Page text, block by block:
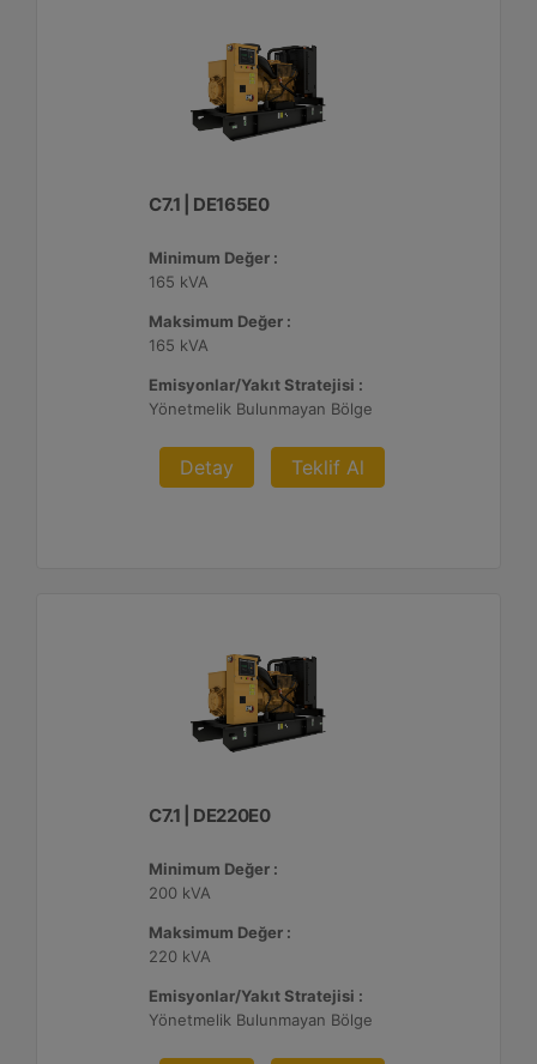
C7.1 | DE165E0
Minimum Değer :
165 kVA
Maksimum Değer :
165 kVA
Emisyonlar/Yakıt Stratejisi :
Yönetmelik Bulunmayan Bölge
Detay Teklif Al
C7.1 | DE220E0
Minimum Değer :
200 kVA
Maksimum Değer :
220 kVA
Emisyonlar/Yakıt Stratejisi :
Yönetmelik Bulunmayan Bölge